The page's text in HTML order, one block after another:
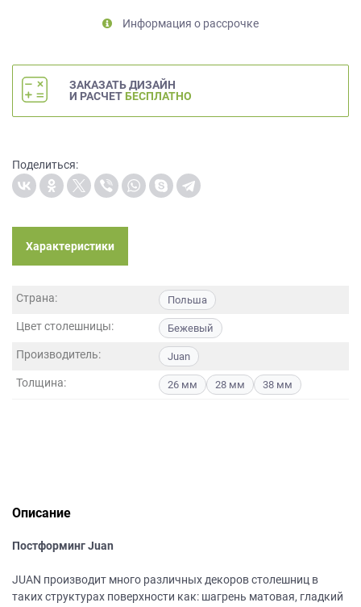
Информация о рассрочке
ЗАКАЗАТЬ ДИЗАЙН
И РАСЧЕТ БЕСПЛАТНО
Поделиться:
Характеристики
Страна: Польша
Цвет столешницы: Бежевый
Производитель: Juan
Толщина: 26 мм 28 мм 38 мм
Описание
Постформинг Juan
JUAN производит много различных декоров столешниц в
таких структурах поверхности как: шагрень матовая, гладкий
данных,
также
Согласие
персональных
данных
метрическими
порядке
условиях
обработки
персональных